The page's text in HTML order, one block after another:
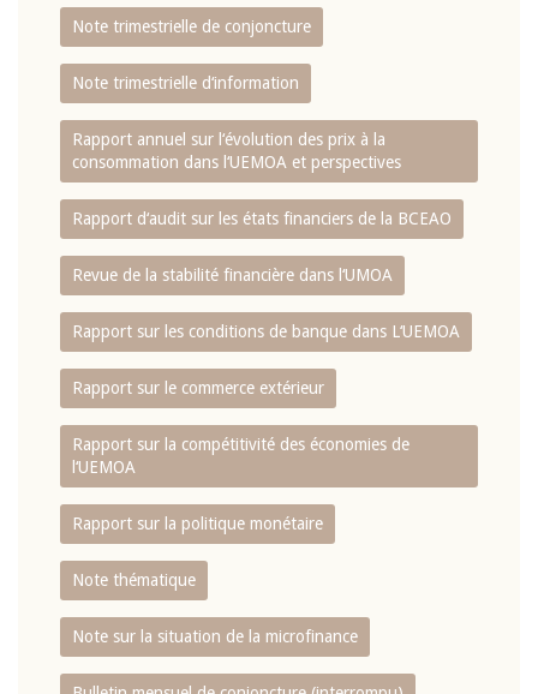
Note trimestrielle de conjoncture
Note trimestrielle d‘information
Rapport annuel sur l‘évolution des prix à la
consommation dans l‘UEMOA et perspectives
Rapport d‘audit sur les états financiers de la BCEAO
Revue de la stabilité financière dans l‘UMOA
Rapport sur les conditions de banque dans L‘UEMOA
Rapport sur le commerce extérieur
Rapport sur la compétitivité des économies de
l‘UEMOA
Rapport sur la politique monétaire
Note thématique
Note sur la situation de la microfinance